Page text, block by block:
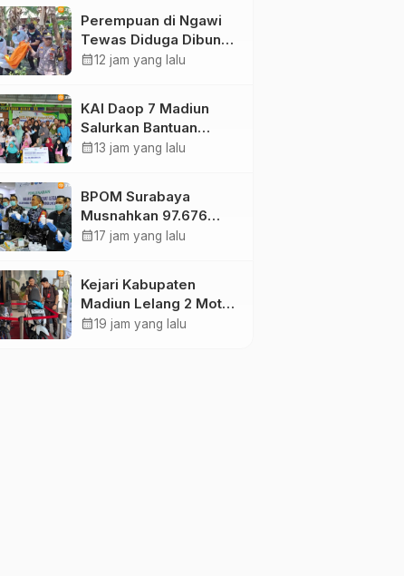
Perempuan di Ngawi
Tewas Diduga Dibunuh
Anak Kandungnya
calendar_month12 jam yang lalu
KAI Daop 7 Madiun
Salurkan Bantuan
Rp123 Juta, Panti
Prioritas
calendar_month13 jam yang lalu
BPOM Surabaya
Musnahkan 97.676
Tablet Obat Ilegal
Penyalahgunaan di
Kalangan Pelajar
calendar_month17 jam yang lalu
Kejari Kabupaten
Madiun Lelang 2 Motor
Rampasan Perkara
calendar_month19 jam yang lalu